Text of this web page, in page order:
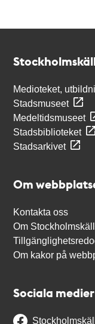
Medioteket,
Stadsmuseet
Medeltidsmuseet
Stadsbiblioteket
Stadsarkivet
Om
Kontakta oss
Om
Om kakor på
Sociala medier